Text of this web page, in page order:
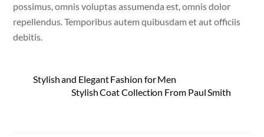
possimus, omnis voluptas assumenda est, omnis dolor
repellendus. Temporibus autem quibusdam et aut officiis
debitis.
Stylish and Elegant Fashion for Men
Stylish Coat Collection From Paul Smith